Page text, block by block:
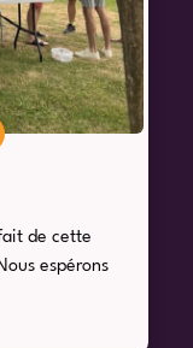
de cette
espérons